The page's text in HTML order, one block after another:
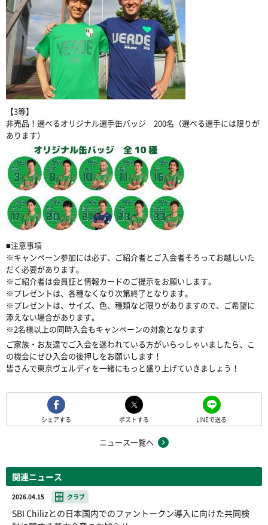
【3等】
非売品！選べるオリジナル選手缶バッジ 200名（選べる選手には限りが
あります）
■注意事項
※キャンペーン参加には必ず、ご紹介者とご入会者そろってお越しいた
だく必要があります。
※ご紹介者は会員証と情報カードのご提示をお願いします。
※プレゼントは、各種なくなり次第終了となります。
※プレゼントは、サイズ、色、種類など限りがありますので、ご希望に
添えない場合があります。
※2名様以上の同時入会もキャンペーンの対象となります
ご家族・お友達でご入会を迷われている方がいらっしゃいましたら、こ
の機会にぜひ入会の後押しをお願いします！
皆さんで東京ヴェルディを一緒にもっと盛り上げていきましょう！
シェアする ポストする LINEで送る
ニュース一覧へ
関連ニュース
2026.04.15 クラブ
SBI Chilizとの日本国内でのファントークン導入に向けた共同検